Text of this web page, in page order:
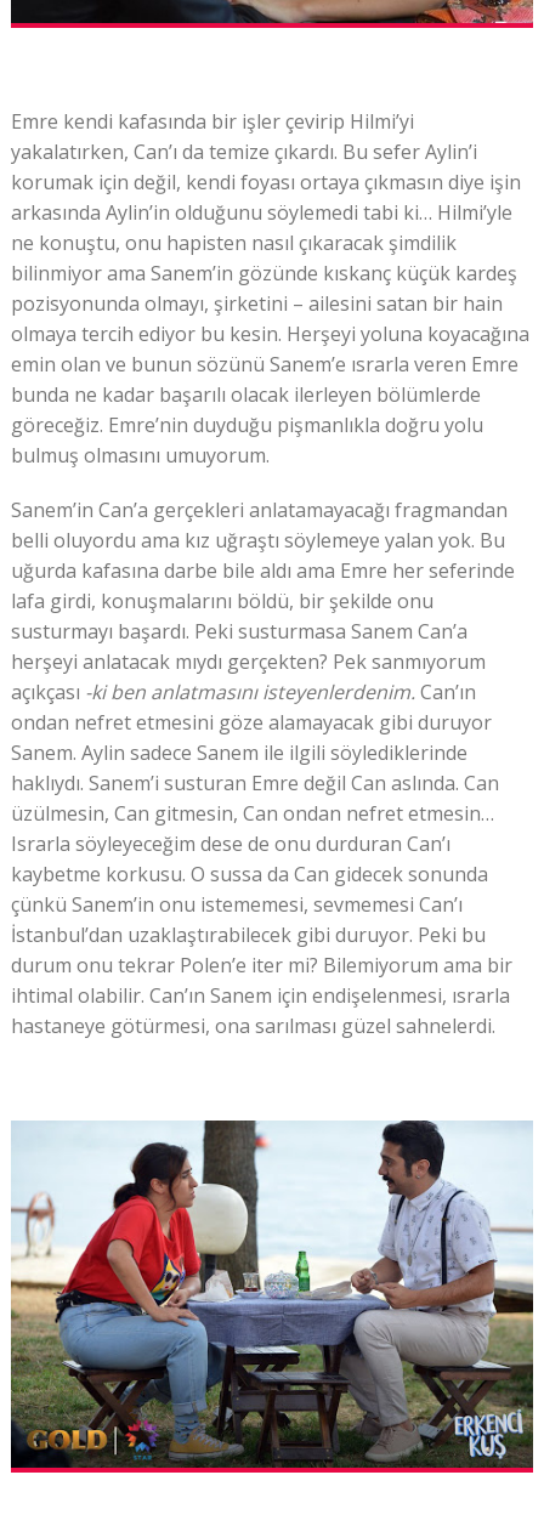
Emre kendi kafasında bir işler çevirip Hilmi’yi
yakalatırken, Can’ı da temize çıkardı. Bu sefer Aylin’i
korumak için değil, kendi foyası ortaya çıkmasın diye işin
arkasında Aylin’in olduğunu söylemedi tabi ki… Hilmi’yle
ne konuştu, onu hapisten nasıl çıkaracak şimdilik
bilinmiyor ama Sanem’in gözünde kıskanç küçük kardeş
pozisyonunda olmayı, şirketini – ailesini satan bir hain
olmaya tercih ediyor bu kesin. Herşeyi yoluna koyacağına
emin olan ve bunun sözünü Sanem’e ısrarla veren Emre
bunda ne kadar başarılı olacak ilerleyen bölümlerde
göreceğiz. Emre’nin duyduğu pişmanlıkla doğru yolu
bulmuş olmasını umuyorum.
Sanem’in Can’a gerçekleri anlatamayacağı fragmandan
belli oluyordu ama kız uğraştı söylemeye yalan yok. Bu
uğurda kafasına darbe bile aldı ama Emre her seferinde
lafa girdi, konuşmalarını böldü, bir şekilde onu
susturmayı başardı. Peki susturmasa Sanem Can’a
herşeyi anlatacak mıydı gerçekten? Pek sanmıyorum
açıkçası -ki ben anlatmasını isteyenlerdenim. Can’ın
ondan nefret etmesini göze alamayacak gibi duruyor
Sanem. Aylin sadece Sanem ile ilgili söylediklerinde
haklıydı. Sanem’i susturan Emre değil Can aslında. Can
üzülmesin, Can gitmesin, Can ondan nefret etmesin…
Israrla söyleyeceğim dese de onu durduran Can’ı
kaybetme korkusu. O sussa da Can gidecek sonunda
çünkü Sanem’in onu istememesi, sevmemesi Can’ı
İstanbul’dan uzaklaştırabilecek gibi duruyor. Peki bu
durum onu tekrar Polen’e iter mi? Bilemiyorum ama bir
ihtimal olabilir. Can’ın Sanem için endişelenmesi, ısrarla
hastaneye götürmesi, ona sarılması güzel sahnelerdi.